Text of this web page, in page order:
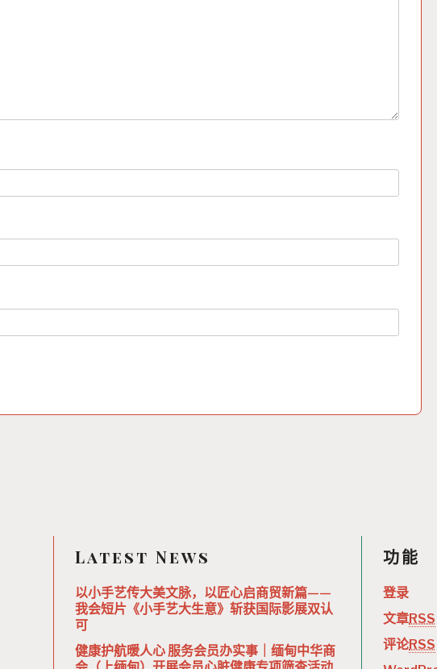
Latest News
以小手艺传大美文脉，以匠心启商贸新篇——
我会短片《小手艺大生意》斩获国际影展双认
可
健康护航暖人心 服务会员办实事｜缅甸中华商
功能
登录
文章RSS
评论RSS